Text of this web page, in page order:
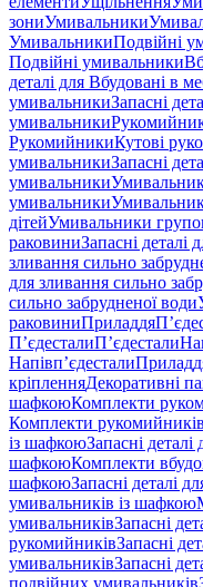
зониУмивальники
УмивальникиПодвійні
Подвійні умивальники
деталі для Вбудовані в
умивальникиЗапасні
умивальники
РукомийникиКутові
умивальникиЗапасні
умивальники
умивальники
дітейУмивальники
раковиниЗапасні деталі
зливання сильно
для зливання сильно
сильно забрудненої води
раковиниПриладдя
П’єдесталиП’єдестали
Напівп’єдестали
кріпленняДекоративні
шафкоюКомплекти
Комплекти
із шафкоюЗапасні
шафкоюКомплекти
шафкоюЗапасні деталі
умивальників із шафкою
умивальниківЗапасні
рукомийниківЗапасні
умивальниківЗапасні
подвійних умивальників